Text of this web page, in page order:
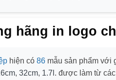
hãng in logo
hiện có 86 mẫu sản phẩm với
, 32cm, 1.7l . được làm từ